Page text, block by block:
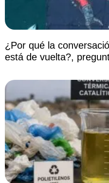
¿Por qué la
está de vuelta?,